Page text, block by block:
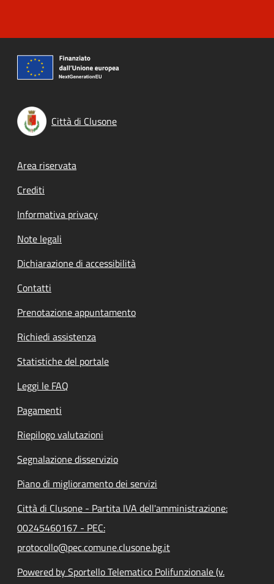
Città di Clusone
Footer menu
Area riservata
Crediti
Informativa privacy
Note legali
Dichiarazione di accessibilità
Contatti
Prenotazione appuntamento
Richiedi assistenza
Statistiche del portale
Leggi le FAQ
Pagamenti
Riepilogo valutazioni
Segnalazione disservizio
Piano di miglioramento dei servizi
Città di Clusone - Partita IVA dell'amministrazione:
00245460167 - PEC:
protocollo@pec.comune.clusone.bg.it
Powered by Sportello Telematico Polifunzionale (v.